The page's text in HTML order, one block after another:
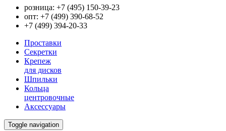
розница: +7 (495) 150-39-23
опт: +7 (499) 390-68-52
+7 (499) 394-20-33
Проставки
Секретки
Крепеж
для дисков
Шпильки
Кольца
центровочные
Аксессуары
Toggle navigation